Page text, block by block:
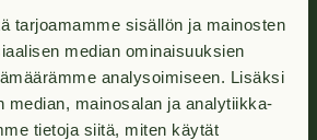
tarjoamamme sisällön ja mainosten
median ominaisuuksien
analysoimiseen. Lisäksi
median, mainosalan ja analytiikka-
tietoja siitä, miten käytät